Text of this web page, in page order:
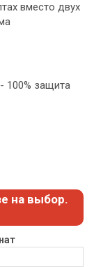
вместо двух
100% защита
на выбор.